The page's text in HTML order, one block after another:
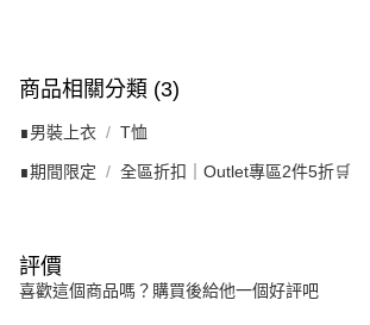
商品相關分類 (3)
∎男裝上衣 T恤
∎期間限定 全區折扣｜Outlet專區2件5折🛒
評價
喜歡這個商品嗎？購買後給他一個好評吧